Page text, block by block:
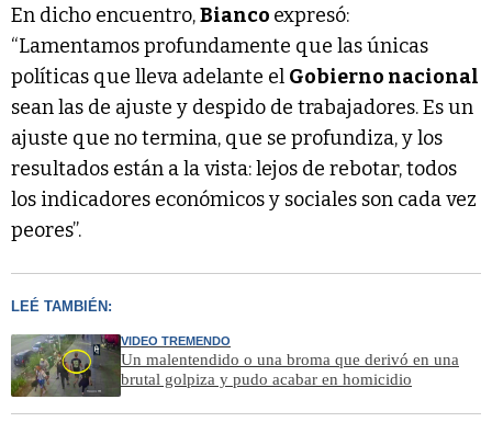
En dicho encuentro,Bianco expresó:
“Lamentamos profundamente que las únicas
políticas que lleva adelante el Gobierno nacional
sean las de ajuste y despido de trabajadores. Es un
ajuste que no termina, que se profundiza, y los
resultados están a la vista: lejos de rebotar, todos
los indicadores económicos y sociales son cada vez
peores”.
LEÉ TAMBIÉN:
VIDEO TREMENDO
Un malentendido o una broma que derivó en una
brutal golpiza y pudo acabar en homicidio